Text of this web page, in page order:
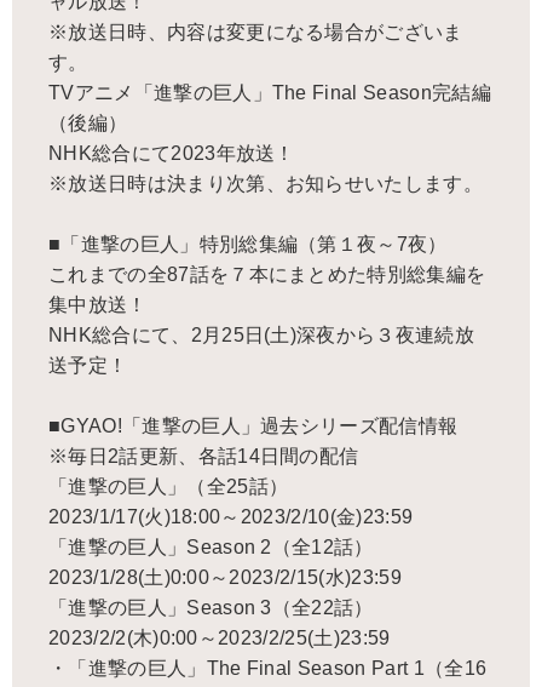
※放送日時、内容は変更になる場合がございま
す。
TVアニメ「進撃の巨人」The Final Season完結編
（後編）
NHK総合にて2023年放送！
※放送日時は決まり次第、お知らせいたします。
■「進撃の巨人」特別総集編（第１夜～7夜）
これまでの全87話を７本にまとめた特別総集編を
集中放送！
NHK総合にて、2月25日(土)深夜から３夜連続放
送予定！
■GYAO!「進撃の巨人」過去シリーズ配信情報
※毎日2話更新、各話14日間の配信
「進撃の巨人」（全25話）
2023/1/17(火)18:00～2023/2/10(金)23:59
「進撃の巨人」Season 2（全12話）
2023/1/28(土)0:00～2023/2/15(水)23:59
「進撃の巨人」Season 3（全22話）
2023/2/2(木)0:00～2023/2/25(土)23:59
・「進撃の巨人」The Final Season Part 1（全16